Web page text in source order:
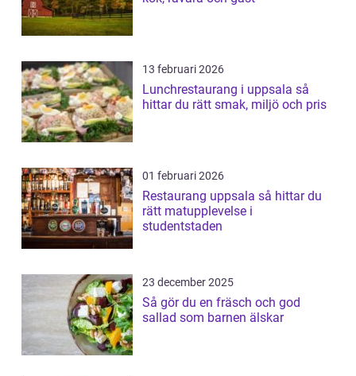
13 februari 2026
Lunchrestaurang i uppsala så
hittar du rätt smak, miljö och pris
01 februari 2026
Restaurang uppsala så hittar du
rätt matupplevelse i
studentstaden
23 december 2025
Så gör du en fräsch och god
sallad som barnen älskar